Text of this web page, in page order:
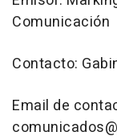
Comunicación
Contacto:
Email de